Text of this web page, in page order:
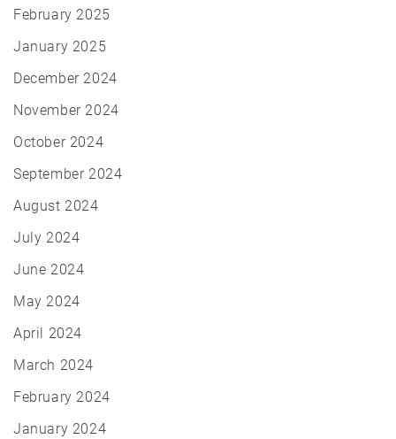
February 2025
January 2025
December 2024
November 2024
October 2024
September 2024
August 2024
July 2024
June 2024
May 2024
April 2024
March 2024
February 2024
January 2024